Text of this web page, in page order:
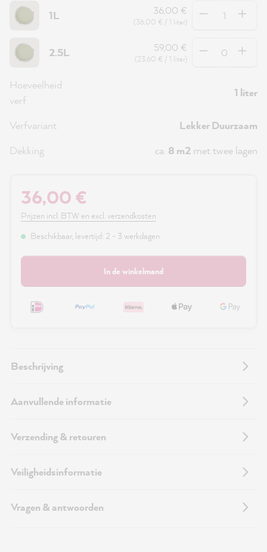
1L 36,00 €
(36,00 € / 1 liter)
Hoeveelheid
2.5L 59,00 €
(23,60 € / 1 liter)
Hoeveelheid
Hoeveelheid
verf
1 liter
Verfvariant
Lekker Duurzaam
Dekking
ca. 8 m2 met twee lagen
36,00 €
Prijzen incl. BTW en excl. verzendkosten
Beschikbaar, levertijd: 2 - 3 werkdagen
In de winkelmand
Beschrijving
Aanvullende informatie
Verzending & retouren
Veiligheidsinformatie
Vragen & antwoorden